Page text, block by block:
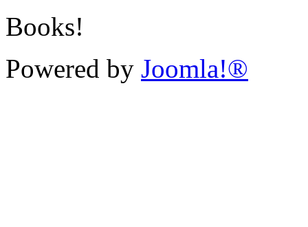
Books!
Powered by Joomla!®